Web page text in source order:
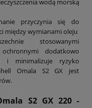
wodą morską
przyczynia się do
między wymianami oleju
stosowanymi
dodatkowo
i minimalizuje ryzyko
Omala S2 GX jest
S2 GX 220 -